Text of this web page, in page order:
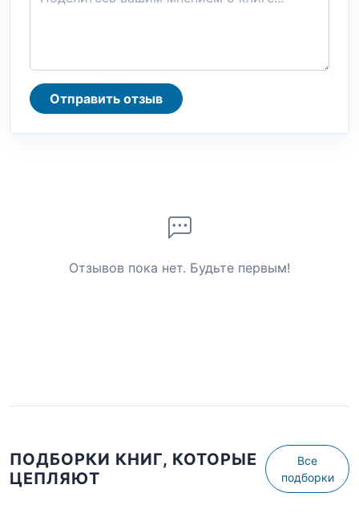
Отправить отзыв
Отзывов пока нет. Будьте первым!
ПОДБОРКИ КНИГ, КОТОРЫЕ
ЦЕПЛЯЮТ
Все
подборки